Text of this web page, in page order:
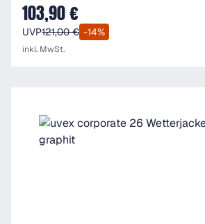
Verkaufspreis:
103,90 €
UVP121,00 € -14%
inkl. MwSt.